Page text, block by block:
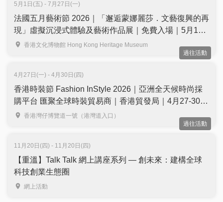
5月1日(五) - 7月27日(一)
法國五月藝術節 2026｜「邂逅蒙娜麗莎．文藝復興的再
現」虛擬沉浸式體驗及藝術作品展｜免費入場｜5月1日
至7月27日 香港文化博物館
香港文化博物館 Hong Kong Heritage Museum
過往活動
4月27日(一) - 4月30日(四)
香港時裝節 Fashion InStyle 2026｜亞洲全天候時尚採
購平台 匯聚全球時裝貿易商｜香港貿發局｜4月27-30日
｜免費登記入場
香港灣仔博覽道一號（港灣道入口）
過往活動
11月20日(四) - 11月20日(四)
【重溫】Talk Talk 網上講座系列 — 創未來：建構全球
科技創業生態圈
網上活動